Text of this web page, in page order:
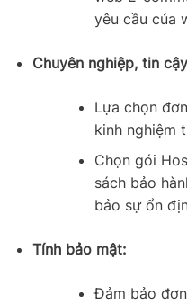
yêu cầu của
Chuyên nghiệp, tin
Lựa chọn
kinh nghiệm
Chọn gói
sách bảo
bảo sự ổn
Tính bảo mật:
Đảm bảo